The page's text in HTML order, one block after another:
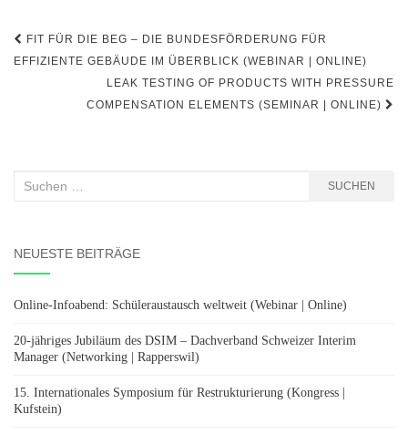
Beitragsnavigation
FIT FÜR DIE BEG – DIE BUNDESFÖRDERUNG FÜR
EFFIZIENTE GEBÄUDE IM ÜBERBLICK (WEBINAR | ONLINE)
LEAK TESTING OF PRODUCTS WITH PRESSURE
COMPENSATION ELEMENTS (SEMINAR | ONLINE)
Suchen
SUCHEN
NEUESTE BEITRÄGE
Online-Infoabend: Schüleraustausch weltweit (Webinar | Online)
20-jähriges Jubiläum des DSIM – Dachverband Schweizer Interim
Manager (Networking | Rapperswil)
15. Internationales Symposium für Restrukturierung (Kongress |
Kufstein)